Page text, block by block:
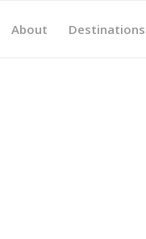
About Destinations